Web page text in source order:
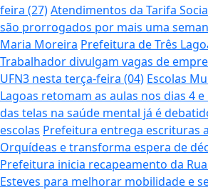
feira (27)Atendimentos da Tarifa
são prorrogados por mais uma
Maria Moreira Prefeitura de Três
Trabalhador divulgam vagas de
UFN3 nesta terça-feira (04) Escolas
Lagoas retomam as aulas nos dias 4
das telas na saúde mental já é
escolas Prefeitura entrega escrituras
Orquídeas e transforma espera de
Prefeitura inicia recapeamento da
Esteves para melhorar mobilidade e